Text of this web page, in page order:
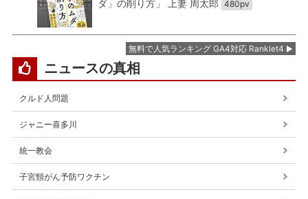
ダ」の削り方」 上妻 周太郎 480pv
無料で人気ランキング GA4対応 Ranklet4
ニュースの真相
クルド人問題
ジャニー喜多川
統一教会
子宮頸がん予防ワクチン